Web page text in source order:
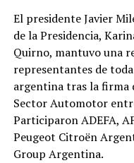
El presidente Javier
de la Presidencia,
Quirno, mantuvo una
representantes de
argentina tras la firma
Sector Automotor
Participaron ADEFA,
Peugeot Citroën
Group Argentina.